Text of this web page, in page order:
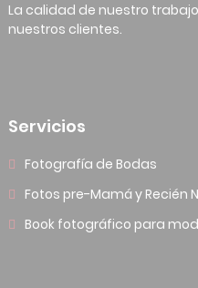
La calidad de nuestro
nuestros clientes.
Servicios
Fotografía de Bodas
Fotos pre-Mamá y Recién
Book fotográfico para